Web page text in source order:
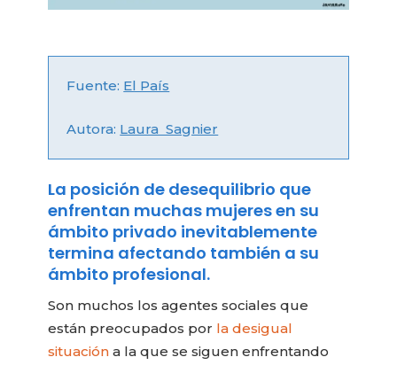
Fuente: El País
Autora: Laura Sagnier
La posición de desequilibrio que
enfrentan muchas mujeres en su
ámbito privado inevitablemente
termina afectando también a su
ámbito profesional.
Son muchos los agentes sociales que
están preocupados por la desigual
situación a la que se siguen enfrentando